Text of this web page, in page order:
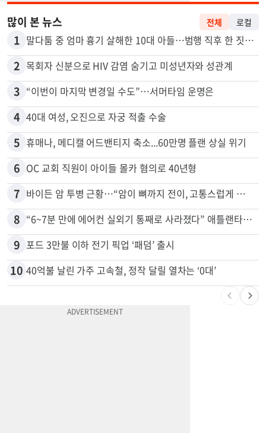
많이 본 뉴스 전체 로컬
1 말다툼 중 엄마 흉기 살해한 10대 아들…범행 직후 한 짓 충격
2 목회자 신분으로 HIV 감염 숨기고 미성년자와 성관계
3 “이번이 마지막 변경일 수도”…서머타임 운명은
4 40대 여성, 오진으로 자궁 적출 수술
5 휴매나, 메디캘 어드밴티지 축소...60만명 플랜 상실 위기
6 OC 교회 직원이 아이들 몰카 혐의로 40년형
7 바이든 암 투병 근황…“암이 뼈까지 전이, 고통스럽게 투병 중”
8 “6~7분 만에 에어컨 실외기 통째로 사라졌다” 애틀랜타서 실외기 도난 급증
9 포드 3만불 이하 전기 픽업 ‘패덤’ 출시
10 40억불 날린 가주 고속철, 정작 달릴 열차는 ‘0대’